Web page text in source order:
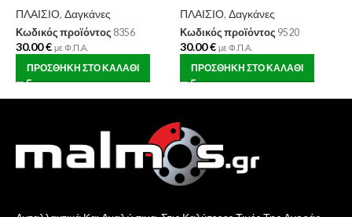
ΠΛΑΙΣΙΟ, Δαγκάνες
Κωδικός προϊόντος 8356
30.00€ με Φ.Π.Α.
ΠΡΟΣΘΉΚΗ ΣΤΟ ΚΑΛΆΘΙ
ΠΛΑΙΣΙΟ, Δαγκάνες
Κωδικός προϊόντος 9520
30.00€ με Φ.Π.Α.
ΠΡΟΣΘΉΚΗ ΣΤΟ ΚΑΛΆΘΙ